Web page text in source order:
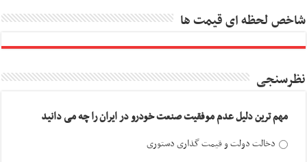
شاخص لحظه ای قیمت ها
نظرسنجی
مهم ترین دلیل عدم موفقیت صنعت خودرو در ایران را چه می دانید
دخالت دولت و قیمت گذاری دستوری